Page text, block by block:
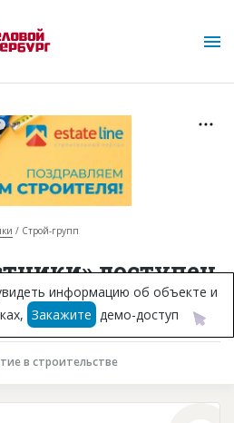
Строй-групп
доступен
в строительстве
информацию об объекте и
Закажите демо-доступ